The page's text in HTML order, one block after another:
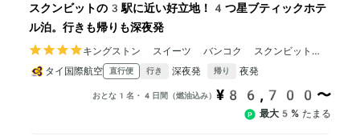
スクンビットの3駅に近い好立地！4つ星ブティックホテ
ル泊。行きも帰りも深夜発
キングストン スイーツ バンコク スクンビット1
5 バイ キングストンホテルズ
タイ国際航空 直行便 行き 深夜発 帰り 夜発
おとな1名・4日間（燃油込み） ¥86,700〜
最大5% たまる